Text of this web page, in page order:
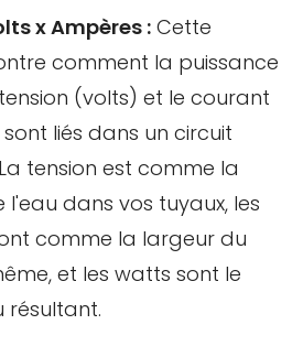
x Ampères :Cette
comment la puissance
(volts) et le courant
liés dans un circuit
tension est comme la
l'eau dans vos tuyaux, les
comme la largeur du
et les watts sont le
résultant.